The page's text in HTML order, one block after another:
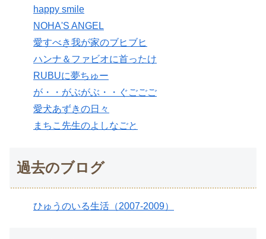
happy smile
NOHA'S ANGEL
愛すべき我が家のブヒブヒ
ハンナ＆ファビオに首ったけ
RUBUに夢ちゅー
が・・がぶがぶ・・ぐごごご
愛犬あずきの日々
まちこ先生のよしなごと
過去のブログ
ひゅうのいる生活（2007-2009）